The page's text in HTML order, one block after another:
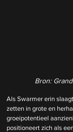
Bron:
Als Swarmer erin
zetten in grote en
groeipotentieel
positioneert zich als